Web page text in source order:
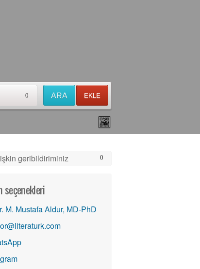
0 ARA EKLE
geribildiriminiz 0
seçenekleri
M. Mustafa Aldur, MD-PhD